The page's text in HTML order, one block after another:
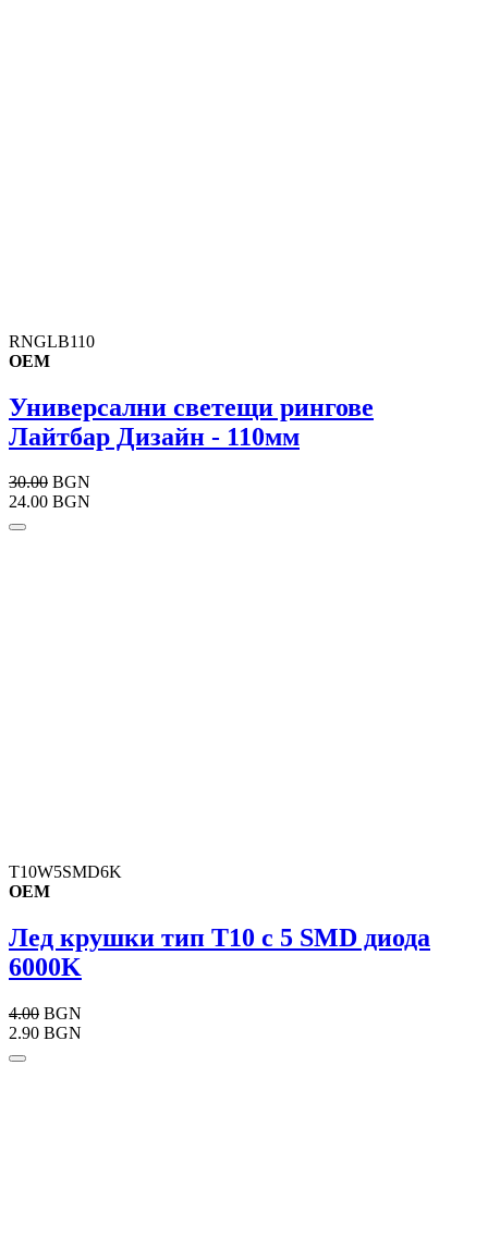
RNGLB110
OEM
Универсални светещи рингове
Лайтбар Дизайн - 110мм
30.00 BGN
24.00 BGN
T10W5SMD6K
OEM
Лед крушки тип T10 с 5 SMD диода
6000K
4.00 BGN
2.90 BGN